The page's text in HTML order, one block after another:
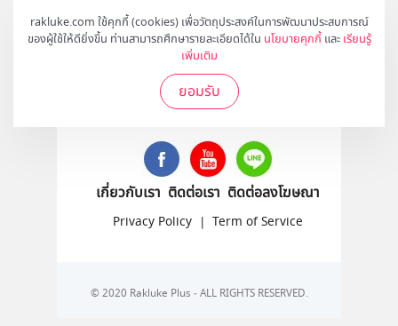
rakluke.com ใช้คุกกี้ (cookies) เพื่อวัตถุประสงค์ในการพัฒนาประสบการณ์
ของผู้ใช้ให้ดียิ่งขึ้น ท่านสามารถศึกษารายละเอียดได้ใน นโยบายคุกกี้ และ เรียนรู้
เพิ่มเติม
ยอมรับ
สมัคร
ติดตามเราได้ที่
เกี่ยวกับเรา ติดต่อเรา ติดต่อลงโฆษณา
Privacy Policy | Term of Service
© 2020 Rakluke Plus - ALL RIGHTS RESERVED.